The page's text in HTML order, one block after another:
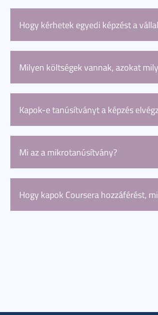
Minden képzés leírásában szerepel
Hogy kérhetek egyedi képzést a
Személyre szabott képzésekkel és
kepzesiakademia@szte.hu
Milyen költségek vannak, azokat
A nyitott képzések díja a képzések
Kapok-e tanúsítványt a képzés
A felnőttképzések esetében egy
Mi az a mikrotanúsítvány?
Egy rövidebb képzési folyamat
igazoló okirat. Az ESG részismereti
megszerzését.Bővebb információ
Hogy kapok Coursera hozzáférést,